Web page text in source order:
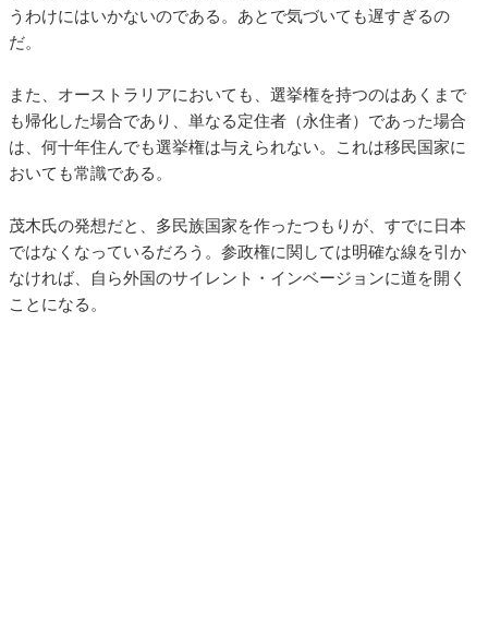
うわけにはいかないのである。あとで気づいても遅すぎるの
だ。
また、オーストラリアにおいても、選挙権を持つのはあくまで
も帰化した場合であり、単なる定住者（永住者）であった場合
は、何十年住んでも選挙権は与えられない。これは移民国家に
おいても常識である。
茂木氏の発想だと、多民族国家を作ったつもりが、すでに日本
ではなくなっているだろう。参政権に関しては明確な線を引か
なければ、自ら外国のサイレント・インベージョンに道を開く
ことになる。